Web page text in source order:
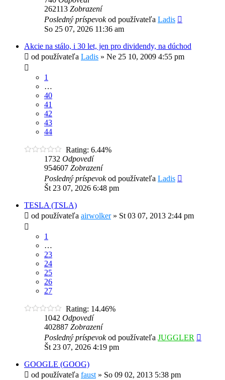
262113 Zobrazení
Posledný príspevokod používateľa Ladis
So 25 07, 2026 11:36 am
Akcie na stálo, i 30 let, jen pro dividendy, na dúchod
od používateľa Ladis » Ne 25 10, 2009 4:55 pm
1
…
40
41
42
43
44
Rating: 6.44%
1732 Odpovedí
954607 Zobrazení
Posledný príspevokod používateľa Ladis
Št 23 07, 2026 6:48 pm
TESLA (TSLA)
od používateľa airwolker» St 03 07, 2013 2:44 pm
1
…
23
24
25
26
27
Rating: 14.46%
1042 Odpovedí
402887 Zobrazení
Posledný príspevokod používateľa JUGGLER
Št 23 07, 2026 4:19 pm
GOOGLE (GOOG)
od používateľa faust» So 09 02, 2013 5:38 pm